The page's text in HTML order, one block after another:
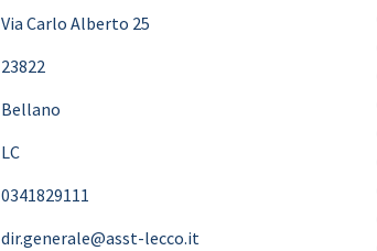
Via Carlo Alberto 25
23822
Bellano
LC
0341829111
dir.generale@asst-lecco.it